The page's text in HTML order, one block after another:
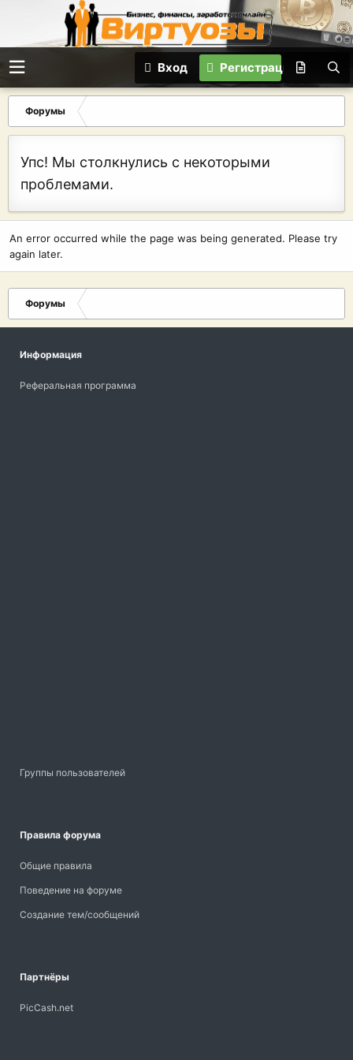
Вход Регистрация
Форумы
Упс! Мы столкнулись с некоторыми
проблемами.
An error occurred while the page was being generated. Please try
again later.
Форумы
Информация
Реферальная программа
Группы пользователей
Правила форума
Общие правила
Поведение на форуме
Создание тем/сообщений
Партнёры
PicCash.net